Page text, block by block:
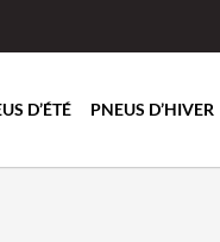
D’ÉTÉ PNEUS D’HIVER